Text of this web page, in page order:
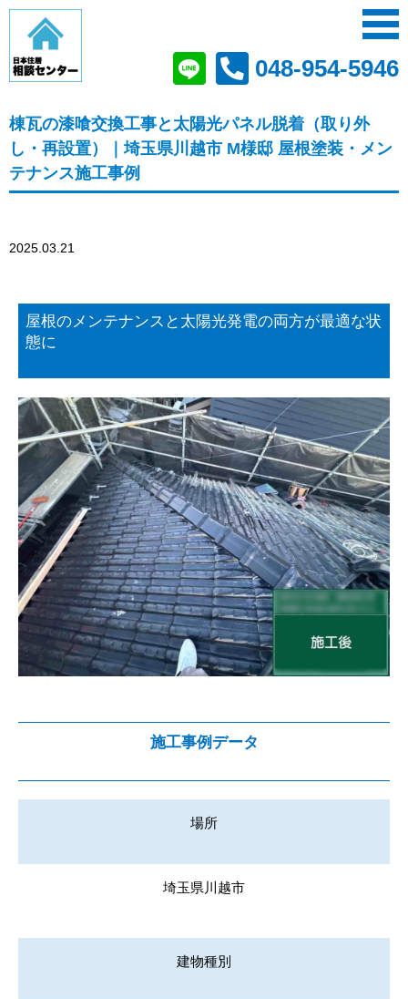
048-954-5946
棟瓦の漆喰交換工事と太陽光パネル脱着（取り外
し・再設置）｜埼玉県川越市 M様邸 屋根塗装・メン
テナンス施工事例
2025.03.21
屋根のメンテナンスと太陽光発電の両方が最適な状
態に
施工事例データ
場所
埼玉県川越市
建物種別